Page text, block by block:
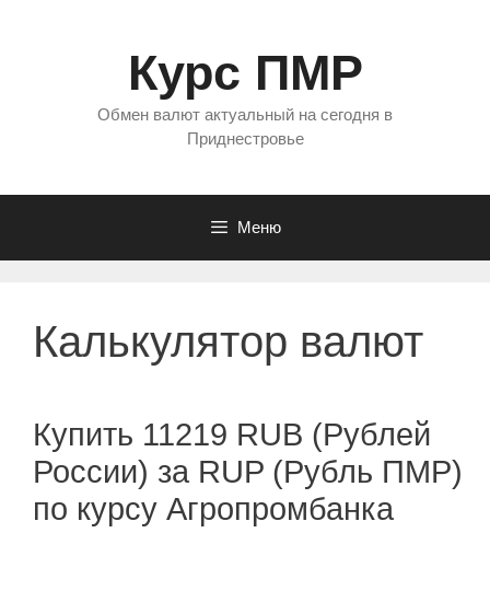
Курс ПМР
Обмен валют актуальный на сегодня в
Приднестровье
Меню
Калькулятор валют
Купить 11219 RUB (Рублей
России) за RUP (Рубль ПМР)
по курсу Агропромбанка